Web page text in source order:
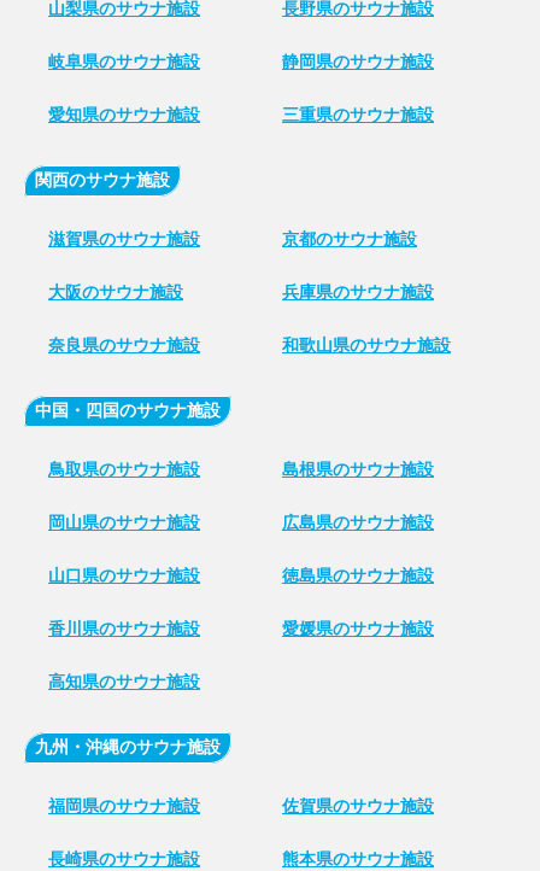
山梨県のサウナ施設 長野県のサウナ施設
岐阜県のサウナ施設 静岡県のサウナ施設
愛知県のサウナ施設 三重県のサウナ施設
関西のサウナ施設
滋賀県のサウナ施設 京都のサウナ施設
大阪のサウナ施設 兵庫県のサウナ施設
奈良県のサウナ施設 和歌山県のサウナ施設
中国・四国のサウナ施設
鳥取県のサウナ施設 島根県のサウナ施設
岡山県のサウナ施設 広島県のサウナ施設
山口県のサウナ施設 徳島県のサウナ施設
香川県のサウナ施設 愛媛県のサウナ施設
高知県のサウナ施設
九州・沖縄のサウナ施設
福岡県のサウナ施設 佐賀県のサウナ施設
長崎県のサウナ施設 熊本県のサウナ施設